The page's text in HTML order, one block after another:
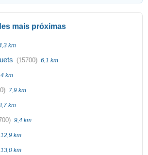
mais próximas
km
(15700) 6,1 km
km
7,9 km
km
9,4 km
12,9 km
13,0 km